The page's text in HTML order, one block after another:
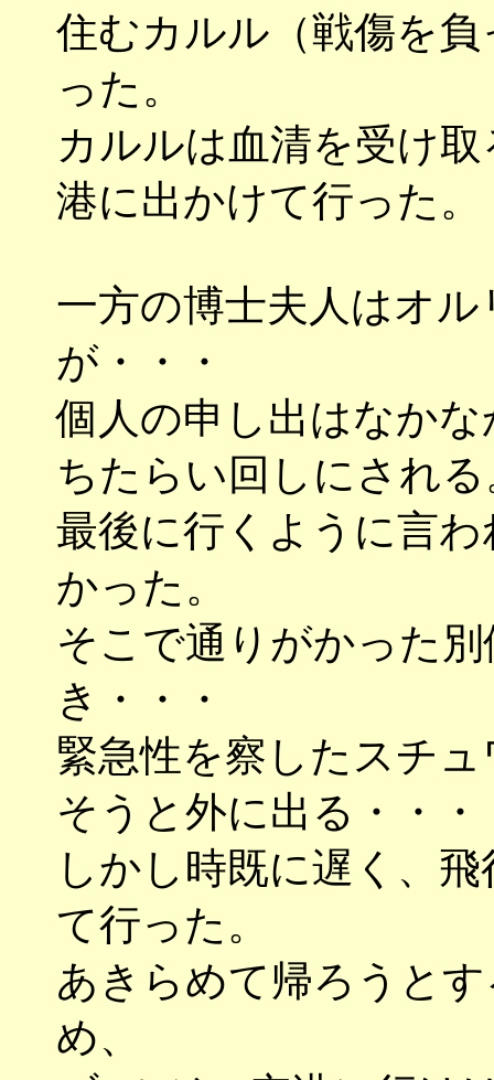
住むカルル（戦傷を
った。
カルルは血清を受け
港に出かけて行った。
一方の博士夫人はオ
が・・・
個人の申し出はなか
ちたらい回しにされる
最後に行くように言
かった。
そこで通りがかった
き・・・
緊急性を察したスチ
そうと外に出る・・・
しかし時既に遅く、
て行った。
あきらめて帰ろうと
め、